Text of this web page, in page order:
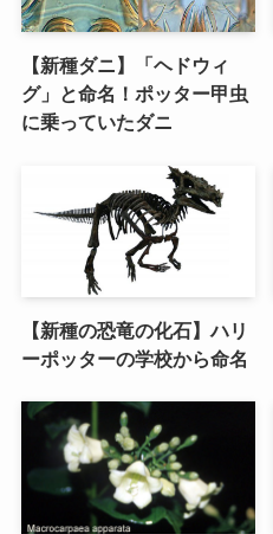
【新種ダニ】「ヘドウィ
グ」と命名！ポッター甲虫
に乗っていたダニ
【新種の恐竜の化石】ハリ
ーポッターの学校から命名